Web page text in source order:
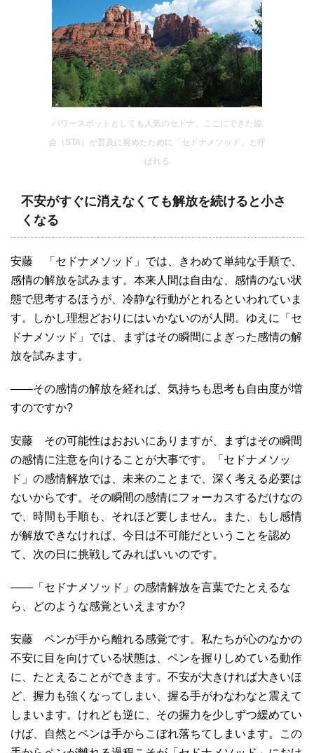
パワースポットとしても人気のセドナ。ここにできた協
会（STA）が普及に努めたために「セドナメソッド」と呼
ばれる
不安がすぐに消えなくても解放を続けると小さ
くなる
安藤 「セドナメソッド」では、きわめて単純な手順で、
感情の解放を試みます。本来人間は自由な、感情のない状
態で思考するほうが、冷静な行動がとれるといわれていま
す。しかし理想どおりにはいかないのが人間。ゆえに「セ
ドナメソッド」では、まずはその瞬間によぎった感情の解
放を試みます。
――その感情の解放を経れば、気持ちも思考も自由度が増
すのですか?
安藤 その可能性はおおいにありますが、まずはその瞬間
の感情に注意を向けることが大事です。「セドナメソッ
ド」の感情解放では、未来のことまで、深く考える必要は
ないからです。その瞬間の感情にフォーカスするだけなの
で、時間も手順も、それほど要しません。また、もし感情
が解放できなければ、今日は不可能だということを認め
て、次の日に挑戦してみればいいのです。
――「セドナメソッド」の感情解放を言葉でたとえるな
ら、どのような感覚といえますか?
安藤 ペンが手から離れる感覚です。私たちが心のなかの
不安に目を向けている状態は、ペンを握りしめている動作
に、たとえることができます。不安が大きければ大きいほ
ど、握力も強くなってしまい、握る手がわなわなと震えて
しまいます。けれども逆に、その握力を少しずつ緩めてい
けば、自然とペンは手からこぼれ落ちてしまいます。この